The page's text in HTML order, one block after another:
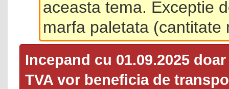
aceasta tema. Exceptie
marfa paletata (cantitate
Incepand cu 01.09.2025
TVA vor beneficia de